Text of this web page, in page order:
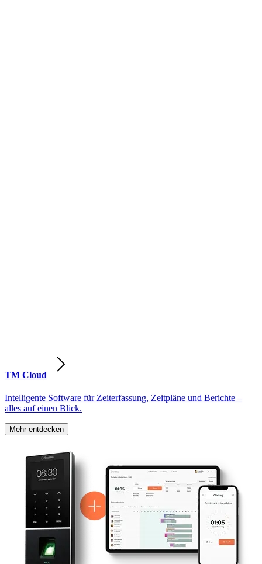
TM Cloud
Intelligente Software für Zeiterfassung, Zeitpläne und Berichte –
alles auf einen Blick.
Mehr entdecken